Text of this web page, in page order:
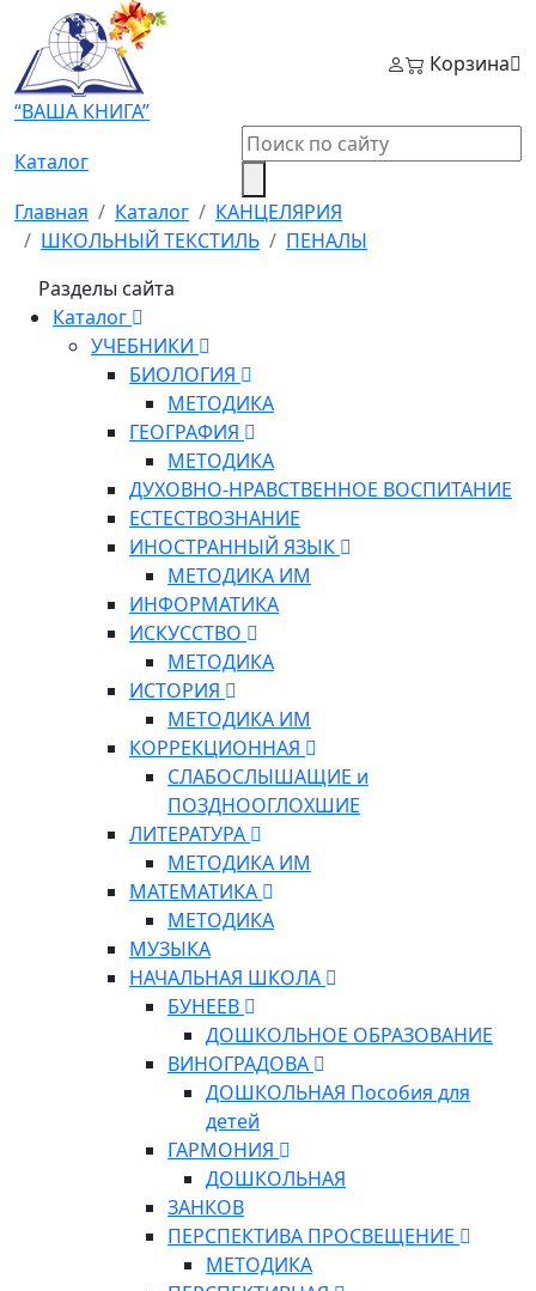
“ВАША КНИГА”
Корзина
Каталог
Главная
Каталог
КАНЦЕЛЯРИЯ
ШКОЛЬНЫЙ ТЕКСТИЛЬ
ПЕНАЛЫ
Разделы сайта
Каталог
УЧЕБНИКИ
БИОЛОГИЯ
МЕТОДИКА
ГЕОГРАФИЯ
МЕТОДИКА
ДУХОВНО-НРАВСТВЕННОЕ ВОСПИТАНИЕ
ЕСТЕСТВОЗНАНИЕ
ИНОСТРАННЫЙ ЯЗЫК
МЕТОДИКА ИМ
ИНФОРМАТИКА
ИСКУССТВО
МЕТОДИКА
ИСТОРИЯ
МЕТОДИКА ИМ
КОРРЕКЦИОННАЯ
СЛАБОСЛЫШАЩИЕ и
ПОЗДНООГЛОХШИЕ
ЛИТЕРАТУРА
МЕТОДИКА ИМ
МАТЕМАТИКА
МЕТОДИКА
МУЗЫКА
НАЧАЛЬНАЯ ШКОЛА
БУНЕЕВ
ДОШКОЛЬНОЕ ОБРАЗОВАНИЕ
ВИНОГРАДОВА
ДОШКОЛЬНАЯ Пособия для
детей
ГАРМОНИЯ
ДОШКОЛЬНАЯ
ЗАНКОВ
ПЕРСПЕКТИВА ПРОСВЕЩЕНИЕ
МЕТОДИКА